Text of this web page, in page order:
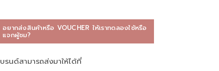
อยากส่งสินค้าหรือ VOUCHER ให้เราทดลองใช้หรือ
แจกผู้ชม?
รนด์สามารถส่งมาให้ได้ที่